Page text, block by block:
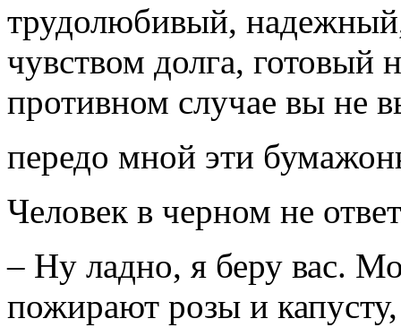
трудолюбивый,
чувством долга, готовый
противном случае вы не
передо мной эти
Человек в черном не
– Ну ладно, я беру вас.
пожирают розы и